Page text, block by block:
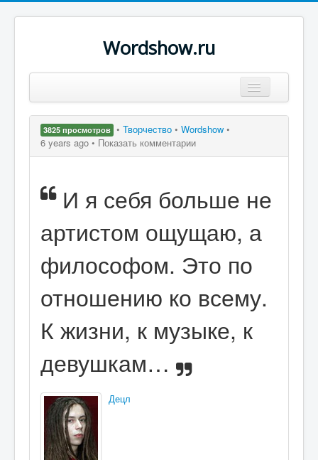
Wordshow.ru
Популярные цитаты
Поиск
3825 просмотров • Творчество • Wordshow •
6 years ago • Показать комментарии
И я себя больше не
артистом ощущаю, а
философом. Это по
отношению ко всему.
К жизни, к музыке, к
девушкам…
Децл